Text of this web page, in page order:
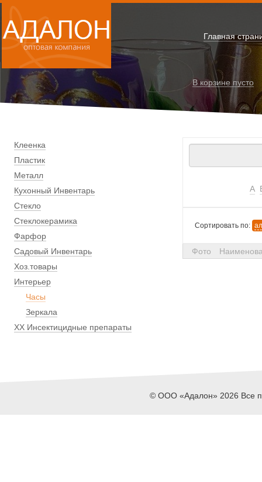
Главная
В корзине пусто
Клеенка
Пластик
Металл
Кухонный Инвентарь
Стекло
Стеклокерамика
Фарфор
Садовый Инвентарь
Хоз.товары
Интерьер
Часы
Зеркала
ХХ Инсектицидные препараты
А
Сортировать по:
Фото
© ООО «Адалон» 2026 Все